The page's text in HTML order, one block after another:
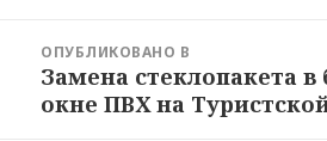
записям
ОПУБЛИКОВАНО В
Замена стеклопакета
окне ПВХ на